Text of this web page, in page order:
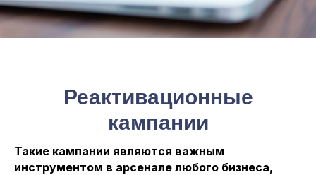
Реактивационные
кампании
Такие кампании являются важным
инструментом в арсенале любого бизнеса,